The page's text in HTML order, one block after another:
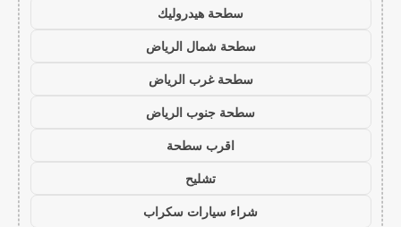
سطحة هيدروليك
سطحة شمال الرياض
سطحة غرب الرياض
سطحة جنوب الرياض
اقرب سطحة
تشليح
شراء سيارات سكراب